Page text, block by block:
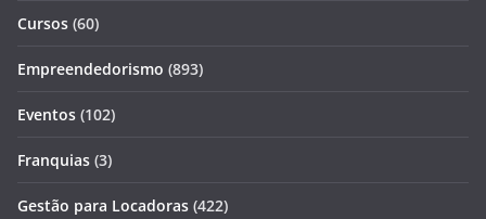
Cursos (60)
Empreendedorismo (893)
Eventos (102)
Franquias (3)
Gestão para Locadoras (422)